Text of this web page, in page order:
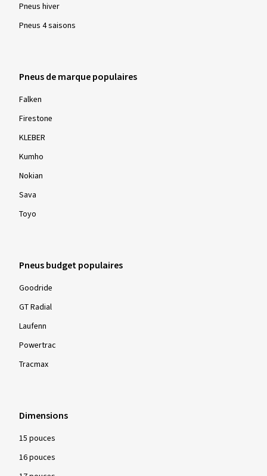
Pneus hiver
Pneus 4 saisons
Pneus de marque populaires
Falken
Firestone
KLEBER
Kumho
Nokian
Sava
Toyo
Pneus budget populaires
Goodride
GT Radial
Laufenn
Powertrac
Tracmax
Dimensions
15 pouces
16 pouces